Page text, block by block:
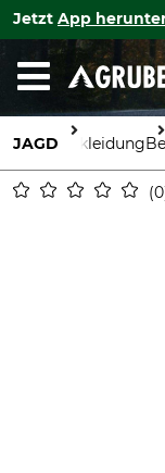
Jetzt App
JAGD Bekleidung
0